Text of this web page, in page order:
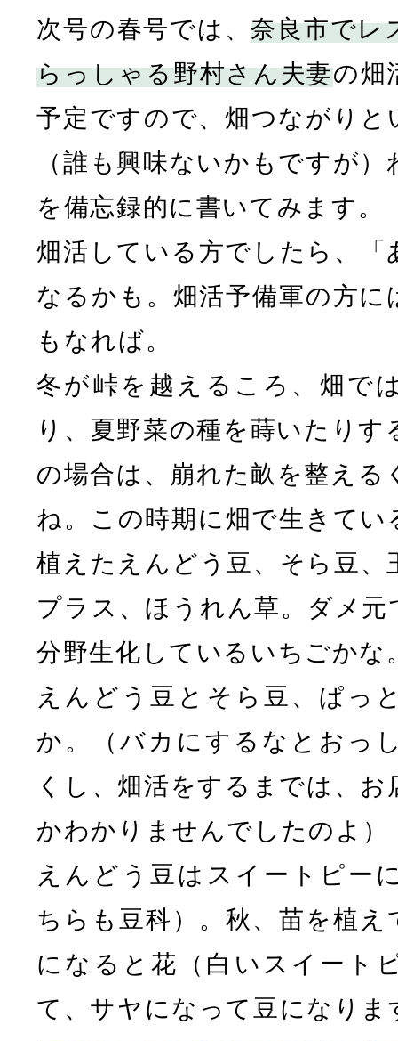
次号の春号では、奈良市でレ
らっしゃる野村さん夫妻の畑
予定ですので、畑つながりと
（誰も興味ないかもですが
を備忘録的に書いてみます。
畑活している方でしたら、「
なるかも。畑活予備軍の方
もなれば。
冬が峠を越えるころ、畑で
り、夏野菜の種を蒔いたり
の場合は、崩れた畝を整え
ね。この時期に畑で生きて
植えたえんどう豆、そら豆、
プラス、ほうれん草。ダメ
分野生化しているいちごかな
えんどう豆とそら豆、ぱっ
か。（バカにするなとおっ
くし、畑活をするまでは、
かわかりませんでしたのよ）
えんどう豆はスイートピー
ちらも豆科）。秋、苗を植
になると花（白いスイート
て、サヤになって豆になりま